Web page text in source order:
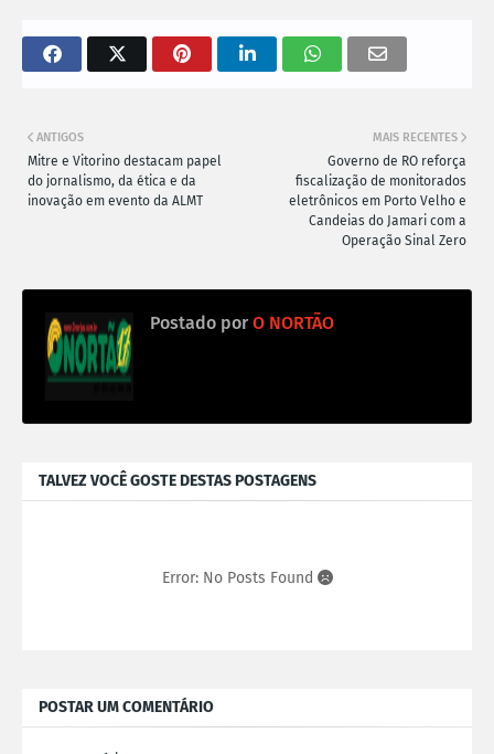
MAIS RECENTES
Governo de RO reforça
fiscalização de monitorados
eletrônicos em Porto Velho e
Candeias do Jamari com a
Operação Sinal Zero
ANTIGOS
Mitre e Vitorino destacam papel
do jornalismo, da ética e da
inovação em evento da ALMT
Postado por O NORTÃO
TALVEZ VOCÊ GOSTE DESTAS POSTAGENS
Error: No Posts Found
POSTAR UM COMENTÁRIO